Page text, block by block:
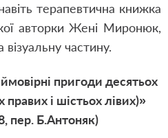
терапевтична книжка
авторки Жені Миронюк,
частину.
пригоди десятьох
і шістьох лівих)»
пер. Б.Антоняк)